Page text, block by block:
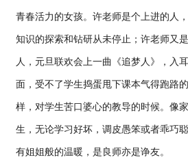
青春活力的女孩。许老师是个上进的人
知识的探索和钻研从未停止；许老师又
人，元旦联欢会上一曲《追梦人》，入
面，受不了学生捣蛋甩下课本气得跑路
样，对学生苦口婆心的教导的时候。像
生，无论学习好坏，调皮愚笨或者乖巧
有姐姐般的温暖，是良师亦是诤友。